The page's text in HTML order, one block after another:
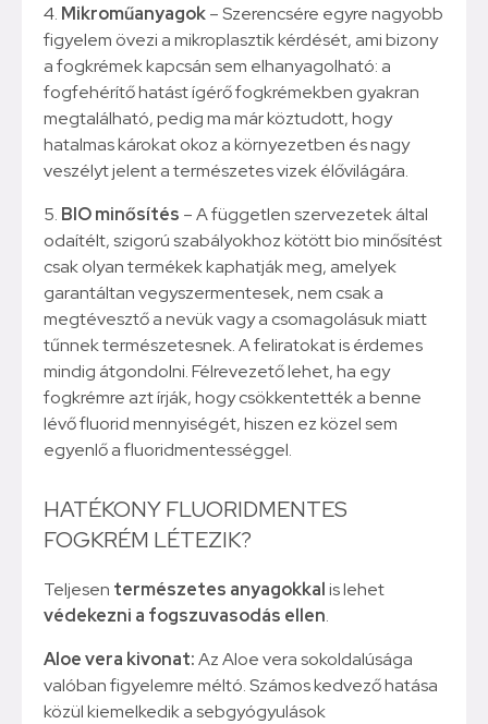
4. Mikroműanyagok– Szerencsére egyre nagyobb
figyelem övezi a mikroplasztik kérdését, ami bizony
a fogkrémek kapcsán sem elhanyagolható: a
fogfehérítő hatást ígérő fogkrémekben gyakran
megtalálható, pedig ma már köztudott, hogy
hatalmas károkat okoz a környezetben és nagy
veszélyt jelent a természetes vizek élővilágára.
5. BIO minősítés – A független szervezetek által
odaítélt, szigorú szabályokhoz kötött bio minősítést
csak olyan termékek kaphatják meg, amelyek
garantáltan vegyszermentesek, nem csak a
megtévesztő a nevük vagy a csomagolásuk miatt
tűnnek természetesnek. A feliratokat is érdemes
mindig átgondolni. Félrevezető lehet, ha egy
fogkrémre azt írják, hogy csökkentették a benne
lévő fluorid mennyiségét, hiszen ez közel sem
egyenlő a fluoridmentességgel.
HATÉKONY FLUORIDMENTES
FOGKRÉM LÉTEZIK?
Teljesen természetes anyagokkalis lehet
védekezni a fogszuvasodás ellen.
Aloe vera kivonat:Az Aloe vera sokoldalúsága
valóban figyelemre méltó. Számos kedvező hatása
közül kiemelkedik a sebgyógyulások